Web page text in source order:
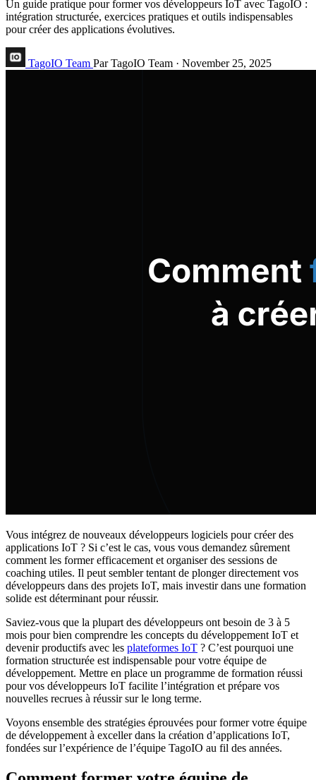
Un guide pratique pour former vos développeurs IoT avec TagoIO :
intégration structurée, exercices pratiques et outils indispensables
pour créer des applications évolutives.
TagoIO Team Par TagoIO Team · November 25, 2025
Vous intégrez de nouveaux développeurs logiciels pour créer des
applications IoT ? Si c’est le cas, vous vous demandez sûrement
comment les former efficacement et organiser des sessions de
coaching utiles. Il peut sembler tentant de plonger directement vos
développeurs dans des projets IoT, mais investir dans une formation
solide est déterminant pour réussir.
Saviez-vous que la plupart des développeurs ont besoin de 3 à 5
mois pour bien comprendre les concepts du développement IoT et
devenir productifs avec les plateformes IoT ? C’est pourquoi une
formation structurée est indispensable pour votre équipe de
développement. Mettre en place un programme de formation réussi
pour vos développeurs IoT facilite l’intégration et prépare vos
nouvelles recrues à réussir sur le long terme.
Voyons ensemble des stratégies éprouvées pour former votre équipe
de développement à exceller dans la création d’applications IoT,
fondées sur l’expérience de l’équipe TagoIO au fil des années.